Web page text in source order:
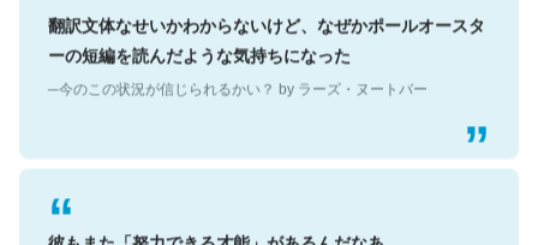
翻訳文体なせいかわからないけど、なぜかポールオースタ
ーの短編を読んだような気持ちになった
─今のこの状況が信じられるかい？ by ラーズ・ヌートバー
彼もまた「努力できる才能」があるんだなあ